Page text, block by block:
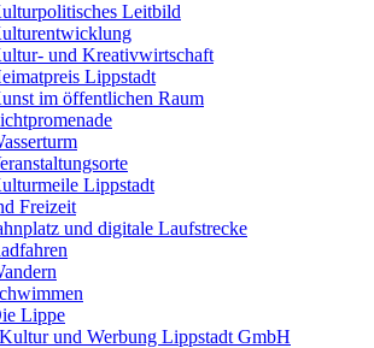
Leitbild
und Kreativwirtschaft
Lippstadt
im öffentlichen Raum
Lippstadt
Freizeit
und digitale Laufstrecke
Lippe
und Werbung Lippstadt GmbH